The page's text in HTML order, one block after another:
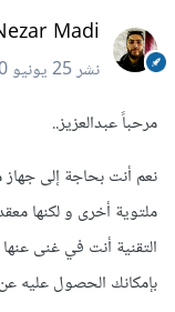
Madi
نشر25 يونيو 2020
مرحباً عبدالعزيز..
ملتوية أخرى و لكنها
التقنية أنت في غنى
بإمكانك الحصول عليه